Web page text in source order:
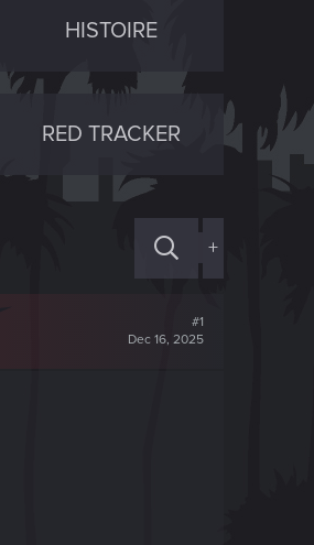
HISTOIRE
RED TRACKER
+
#1
Dec 16, 2025